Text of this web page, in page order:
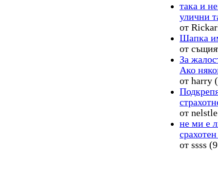
така и
улични
от
Шапка
от
За
Ако
от harry
от
не ми е
срахотен
от ssss